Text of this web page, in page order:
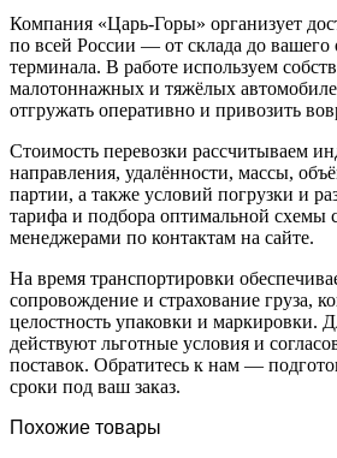
Компания «Царь-Горы» организует
по всей России — от склада до вашего
терминала. В работе используем
малотоннажных и тяжёлых
отгружать оперативно и привозить
Стоимость перевозки рассчитываем
направления, удалённости, массы,
партии, а также условий погрузки и
тарифа и подбора оптимальной схемы
менеджерами по контактам на сайте.
На время транспортировки
сопровождение и страхование груза,
целостность упаковки и маркировки.
действуют льготные условия и
поставок. Обратитесь к нам —
сроки под ваш заказ.
Похожие товары